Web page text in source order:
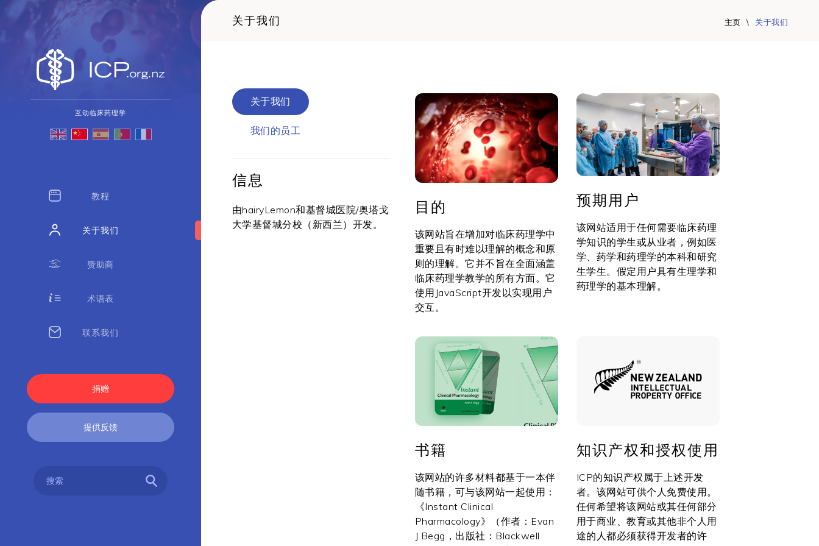
互动临床药理学
教程
关于我们
赞助商
术语表
联系我们
捐赠
提供反馈
关于我们 主页 \ 关于我们
关于我们
我们的员工
信息
由hairyLemon和基督城医院/奥塔戈
大学基督城分校（新西兰）开发。
目的
该网站旨在增加对临床药理学中
重要且有时难以理解的概念和原
则的理解。它并不旨在全面涵盖
临床药理学教学的所有方面。它
使用JavaScript开发以实现用户
交互。
预期用户
该网站适用于任何需要临床药理
学知识的学生或从业者，例如医
学、药学和药理学的本科和研究
生学生。假定用户具有生理学和
药理学的基本理解。
书籍
该网站的许多材料都基于一本伴
随书籍，可与该网站一起使用：
《Instant Clinical
Pharmacology》（作者：Evan
J Begg，出版社：Blackwell
知识产权和授权使用
ICP的知识产权属于上述开发
者。该网站可供个人免费使用。
任何希望将该网站或其任何部分
用于商业、教育或其他非个人用
途的人都必须获得开发者的许